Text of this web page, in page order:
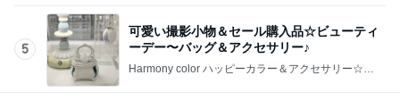
5
可愛い撮影小物＆セール購入品☆ビューティ
ーデー〜バッグ＆アクセサリー♪
Harmony color ハッピーカラー＆アクセサリー☆毎